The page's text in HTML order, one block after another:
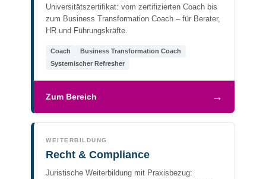
Universitätszertifikat: vom zertifizierten Coach bis
zum Business Transformation Coach – für Berater,
HR und Führungskräfte.
Coach
Business Transformation Coach
Systemischer Refresher
Zum Bereich →
WEITERBILDUNG
Recht & Compliance
Juristische Weiterbildung mit Praxisbezug: